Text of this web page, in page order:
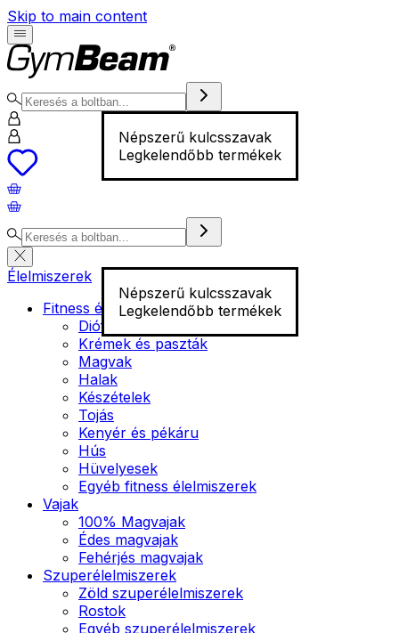
Skip to main content
Népszerű kulcsszavak
Legkelendőbb termékek
Népszerű kulcsszavak
Legkelendőbb termékek
Élelmiszerek
Fitness élelmiszer
Diófélék
Krémek és paszták
Magvak
Halak
Készételek
Tojás
Kenyér és pékáru
Hús
Hüvelyesek
Egyéb fitness élelmiszerek
Vajak
100% Magvajak
Édes magvajak
Fehérjés magvajak
Szuperélelmiszerek
Zöld szuperélelmiszerek
Rostok
Egyéb szuperélelmiszerek